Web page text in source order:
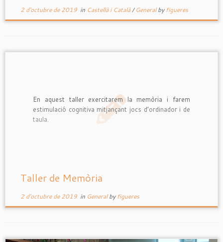
2 d'octubre de 2019in Castellà i Català/Generalbyfigueres
En aquest taller exercitarem la memòria i farem
estimulació cognitiva mitjançant jocs d’ordinador i de
taula.
Taller de Memòria
2 d'octubre de 2019in Generalbyfigueres